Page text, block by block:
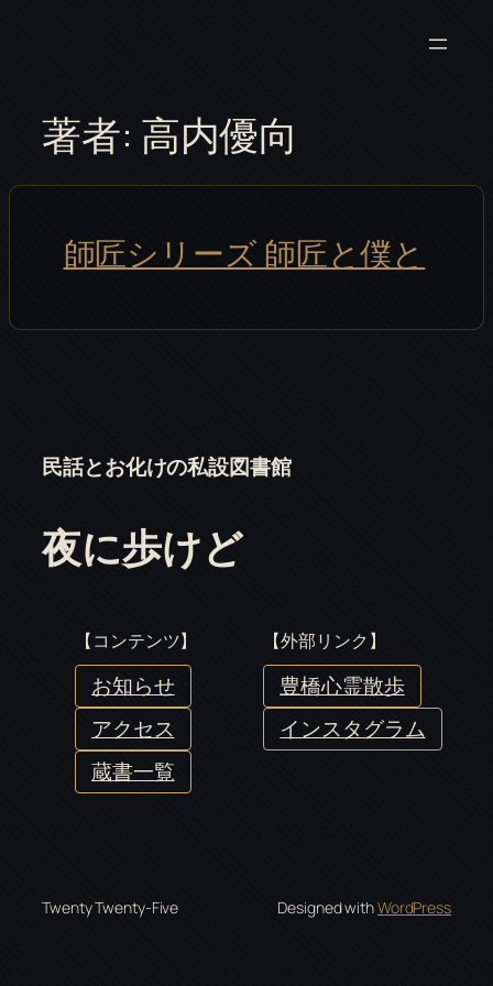
プ
著者: 高内優向
師匠シリーズ 師匠と僕と
民話とお化けの私設図書館
夜に歩けど
【コンテンツ】
お知らせ
アクセス
蔵書一覧
【外部リンク】
豊橋心霊散歩
インスタグラム
Twenty Twenty-Five Designed withWordPress